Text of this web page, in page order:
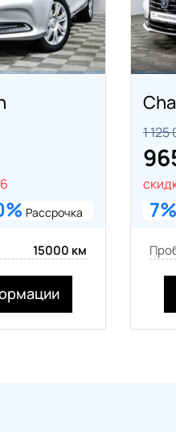
Рассрочка
15000 км
1
7%